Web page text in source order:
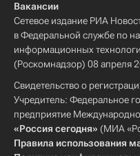
Вакансии
Сетевое издание РИА
в Федеральной службе по
информационных
(Роскомнадзор) 08 апреля
Свидетельство о
Учредитель: Федеральное
предприятие
«Россия сегодня» (МИА
Правила использования